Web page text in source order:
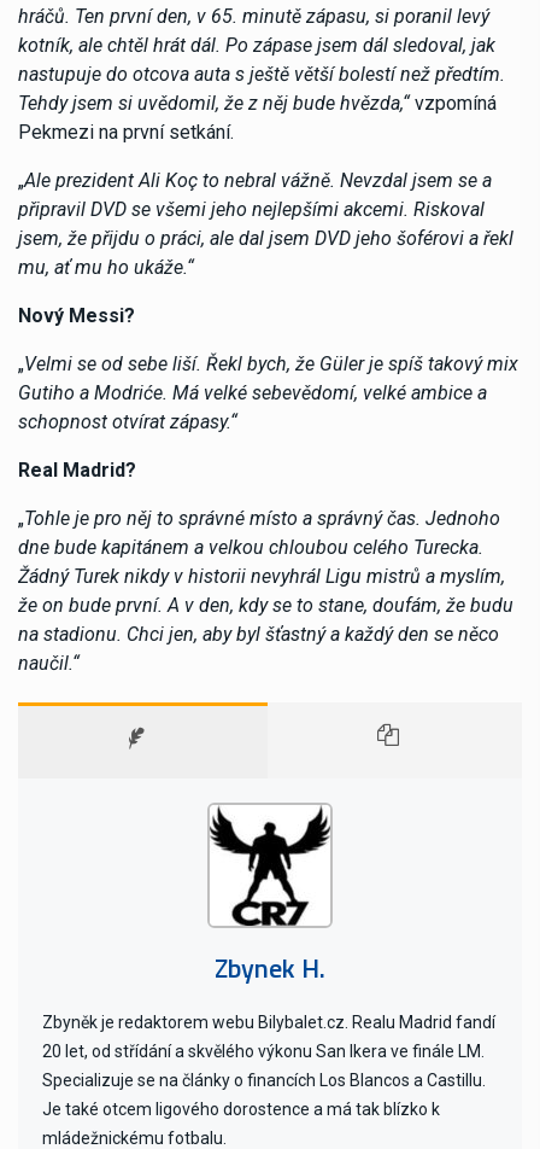
hráčů. Ten první den, v 65. minutě zápasu, si poranil levý
kotník, ale chtěl hrát dál. Po zápase jsem dál sledoval, jak
nastupuje do otcova auta s ještě větší bolestí než předtím.
Tehdy jsem si uvědomil, že z něj bude hvězda,“vzpomíná
Pekmezi na první setkání.
„Ale prezident Ali Koç to nebral vážně. Nevzdal jsem se a
připravil DVD se všemi jeho nejlepšími akcemi. Riskoval
jsem, že přijdu o práci, ale dal jsem DVD jeho šoférovi a řekl
mu, ať mu ho ukáže.“
Nový Messi?
„Velmi se od sebe liší. Řekl bych, že Güler je spíš takový mix
Gutiho a Modriće. Má velké sebevědomí, velké ambice a
schopnost otvírat zápasy.“
Real Madrid?
„Tohle je pro něj to správné místo a správný čas. Jednoho
dne bude kapitánem a velkou chloubou celého Turecka.
Žádný Turek nikdy v historii nevyhrál Ligu mistrů a myslím,
že on bude první. A v den, kdy se to stane, doufám, že budu
na stadionu. Chci jen, aby byl šťastný a každý den se něco
naučil.“
Zbynek H.
Zbyněk je redaktorem webu Bilybalet.cz. Realu Madrid fandí
20 let, od střídání a skvělého výkonu San Ikera ve finále LM.
Specializuje se na články o financích Los Blancos a Castillu.
Je také otcem ligového dorostence a má tak blízko k
mládežnickému fotbalu.